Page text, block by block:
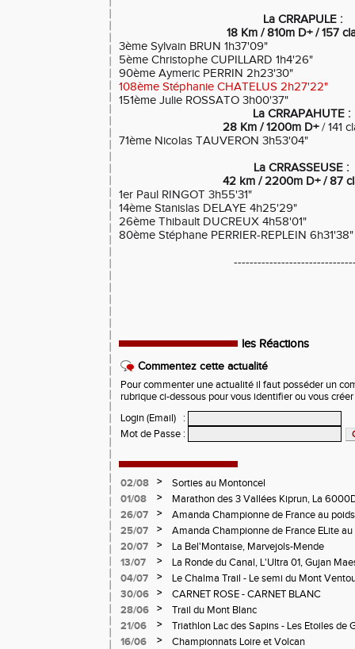
La CRRAPULE :
18 Km / 810m D+ / 157
3ème Sylvain BRUN 1h37'09"
5ème Christophe CUPILLARD 1h4'26"
90ème Aymeric PERRIN 2h23'30"
108ème Stéphanie CHATELUS 2h27'22"
151ème Julie ROSSATO 3h00'37"
La CRRAPAHUTE :
28 Km / 1200m D+/ 141
71ème Nicolas TAUVERON 3h53'04"
La CRRASSEUSE :
42 km / 2200m D+ / 87
1er Paul RINGOT 3h55'31"
14ème Stanislas DELAYE 4h25'29"
26ème Thibault DUCREUX 4h58'01"
80ème Stéphane PERRIER-REPLEIN 6h31'38"
les Réactions
Commentez cette actualité
Pour commenter une actualité il faut posséder un
rubrique ci-dessous pour vous identifier ou vous
Login (Email)
:
Mot de Passe :
02/08 >
Sorties au Montoncel
01/08
>
Marathon des 3 Vallées Kiprun, La
Verticale d'Orcières, St Augustin
26/07 >
Amanda Championne de France au poids
25/07
>
Amanda Championne de France ELite
20/07
>
La Bel'Montaise, Marvejols-Mende
13/07
>
La Ronde du Canal, L'Ultra 01, Gujan
04/07
>
Le Chalma Trail - Le semi du Mont
Cublize - Les Passerelles de Monteynard
Pralognon La Vanoise
30/06 >
CARNET ROSE - CARNET BLANC
28/06
>
Trail du Mont Blanc
21/06
>
Triathlon Lac des Sapins - Les Etoiles de
16/06
> Championnats Loire et Volcan